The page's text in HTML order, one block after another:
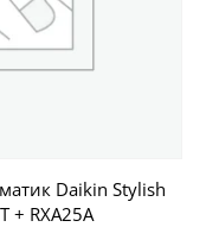
Daikin Stylish
+ RXA25A